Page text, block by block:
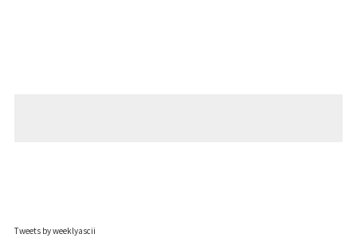
Tweets by weeklyascii